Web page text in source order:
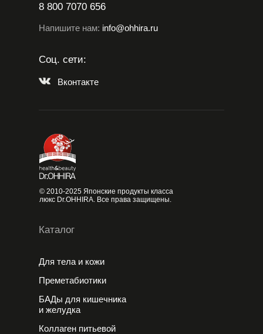
Каталог
Для тела и кожи
© 2010-2025 Японские продукты класса
люкс Dr.OHHIRA. Все права защищены.
Преметабиотики
БАДы для кишечника
и желудка
Коллаген питьевой
Соц. сети:
Вконтакте
8 800 7070 656
Напишите нам: info@ohhira.ru